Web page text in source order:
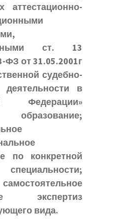
аттестационно-
ст. 13
от 31.05.2001г
судебно-
деятельности в
Федерации»
по конкретной
специальности;
экспертиз
вида.